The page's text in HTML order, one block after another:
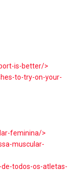
is-better/>
to-try-on-your-
feminina/>
muscular-
todos-os-atletas-